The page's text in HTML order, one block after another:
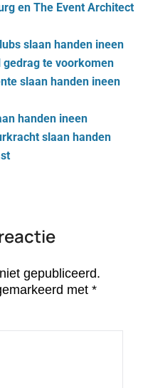
en The Event Architect
slaan handen ineen
te voorkomen
slaan handen ineen
handen ineen
slaan handen
gepubliceerd.
met *